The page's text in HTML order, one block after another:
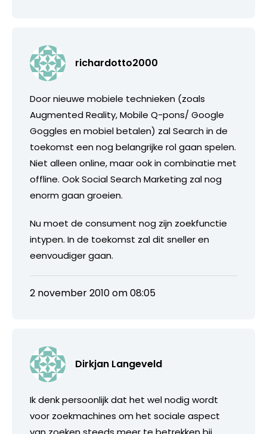
richardotto2000
Door nieuwe mobiele technieken (zoals
Augmented Reality, Mobile Q-pons/ Google
Goggles en mobiel betalen) zal Search in de
toekomst een nog belangrijke rol gaan spelen.
Niet alleen online, maar ook in combinatie met
offline. Ook Social Search Marketing zal nog
enorm gaan groeien.
Nu moet de consument nog zijn zoekfunctie
intypen. In de toekomst zal dit sneller en
eenvoudiger gaan.
2 november 2010 om 08:05
Dirkjan Langeveld
Ik denk persoonlijk dat het wel nodig wordt
voor zoekmachines om het sociale aspect